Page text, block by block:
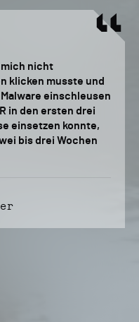
mich nicht
klicken musste und
einschleusen
in den ersten drei
einsetzen konnte,
bis drei Wochen